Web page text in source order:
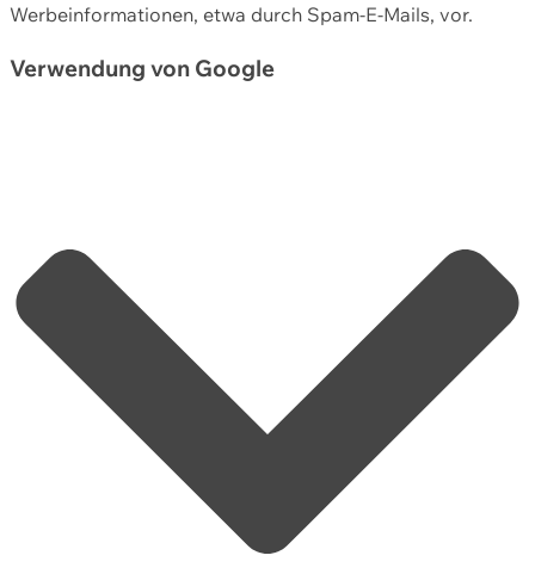
Werbeinformationen, etwa durch Spam-E-Mails, vor.
Verwendung von Google